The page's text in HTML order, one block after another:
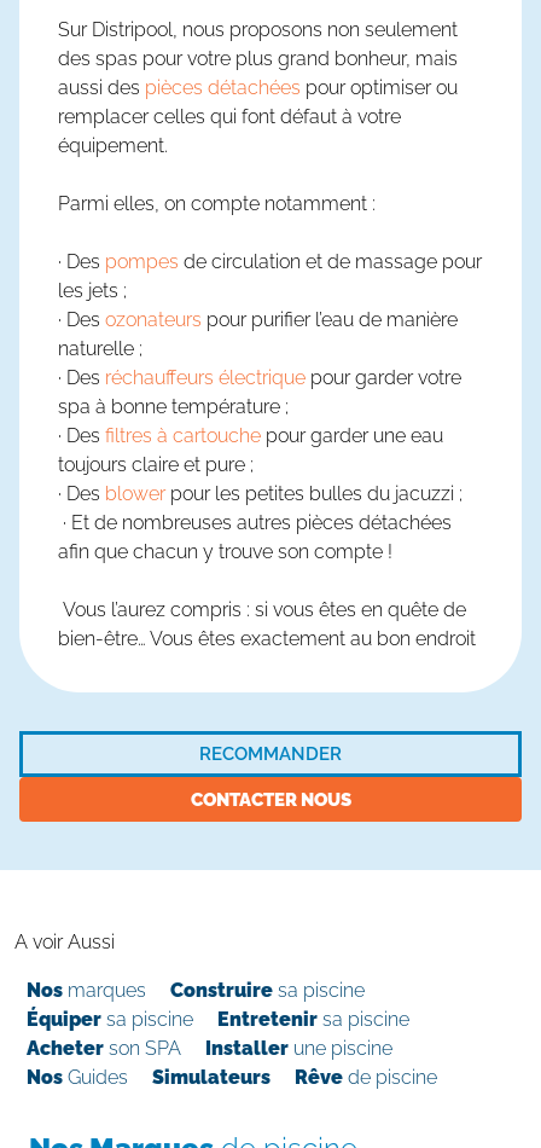
Sur Distripool, nous proposons non seulement
des spas pour votre plus grand bonheur, mais
aussi des pièces détachées pour optimiser ou
remplacer celles qui font défaut à votre
équipement.
Parmi elles, on compte notamment :
· Des pompes de circulation et de massage pour
les jets ;
· Des ozonateurs pour purifier l’eau de manière
naturelle ;
· Des réchauffeurs électrique pour garder votre
spa à bonne température ;
· Des filtres à cartouche pour garder une eau
toujours claire et pure ;
· Des blower pour les petites bulles du jacuzzi ;
· Et de nombreuses autres pièces détachées
afin que chacun y trouve son compte !
Vous l’aurez compris : si vous êtes en quête de
bien-être… Vous êtes exactement au bon endroit
RECOMMANDER
CONTACTER NOUS
A voir Aussi
Nos marques Construire sa piscine
Équiper sa piscine Entretenir sa piscine
Acheter son SPA Installer une piscine
Nos Guides Simulateurs Rêve de piscine